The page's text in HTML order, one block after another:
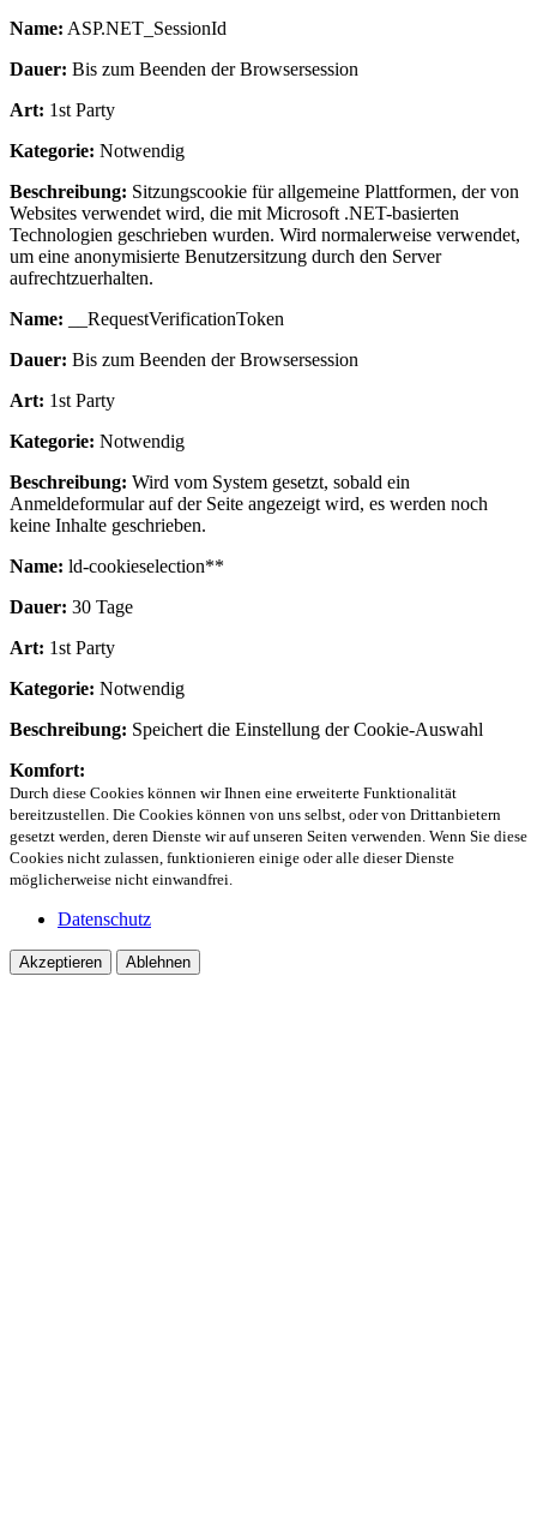
Name: ASP.NET_SessionId
Dauer: Bis zum Beenden der Browsersession
Art: 1st Party
Kategorie: Notwendig
Beschreibung: Sitzungscookie für allgemeine Plattformen, der von
Websites verwendet wird, die mit Microsoft .NET-basierten
Technologien geschrieben wurden. Wird normalerweise verwendet,
um eine anonymisierte Benutzersitzung durch den Server
aufrechtzuerhalten.
Name: __RequestVerificationToken
Dauer: Bis zum Beenden der Browsersession
Art: 1st Party
Kategorie: Notwendig
Beschreibung: Wird vom System gesetzt, sobald ein
Anmeldeformular auf der Seite angezeigt wird, es werden noch
keine Inhalte geschrieben.
Name: ld-cookieselection**
Dauer: 30 Tage
Art: 1st Party
Kategorie: Notwendig
Beschreibung: Speichert die Einstellung der Cookie-Auswahl
Komfort:
Durch diese Cookies können wir Ihnen eine erweiterte Funktionalität
bereitzustellen. Die Cookies können von uns selbst, oder von Drittanbietern
gesetzt werden, deren Dienste wir auf unseren Seiten verwenden. Wenn Sie diese
Cookies nicht zulassen, funktionieren einige oder alle dieser Dienste
möglicherweise nicht einwandfrei.
Datenschutz
Akzeptieren Ablehnen